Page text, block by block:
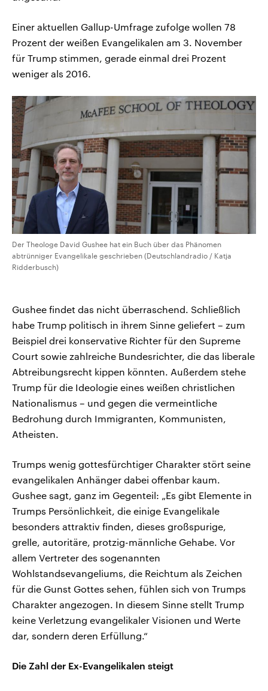
Einer aktuellen Gallup-Umfrage zufolge wollen 78
Prozent der weißen Evangelikalen am 3. November
für Trump stimmen, gerade einmal drei Prozent
weniger als 2016.
Der Theologe David Gushee hat ein Buch über das Phänomen
abtrünniger Evangelikale geschrieben (Deutschlandradio / Katja
Ridderbusch)
Gushee findet das nicht überraschend. Schließlich
habe Trump politisch in ihrem Sinne geliefert – zum
Beispiel drei konservative Richter für den Supreme
Court sowie zahlreiche Bundesrichter, die das liberale
Abtreibungsrecht kippen könnten. Außerdem stehe
Trump für die Ideologie eines weißen christlichen
Nationalismus – und gegen die vermeintliche
Bedrohung durch Immigranten, Kommunisten,
Atheisten.
Trumps wenig gottesfürchtiger Charakter stört seine
evangelikalen Anhänger dabei offenbar kaum.
Gushee sagt, ganz im Gegenteil: „Es gibt Elemente in
Trumps Persönlichkeit, die einige Evangelikale
besonders attraktiv finden, dieses großspurige,
grelle, autoritäre, protzig-männliche Gehabe. Vor
allem Vertreter des sogenannten
Wohlstandsevangeliums, die Reichtum als Zeichen
für die Gunst Gottes sehen, fühlen sich von Trumps
Charakter angezogen. In diesem Sinne stellt Trump
keine Verletzung evangelikaler Visionen und Werte
dar, sondern deren Erfüllung.“
Die Zahl der Ex-Evangelikalen steigt